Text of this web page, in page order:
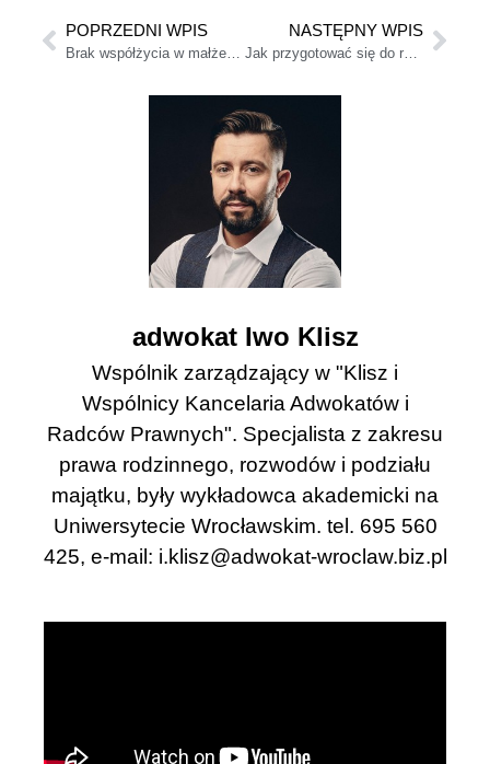
POPRZEDNI WPIS NASTĘPNY WPIS
Jak przygotować się do rozwodu? Poznaj argumenty i praktyczne wskazówki
adwokat Iwo Klisz
Wspólnik zarządzający w "Klisz i
Wspólnicy Kancelaria Adwokatów i
Radców Prawnych". Specjalista z zakresu
prawa rodzinnego, rozwodów i podziału
majątku, były wykładowca akademicki na
Uniwersytecie Wrocławskim. tel. 695 560
425, e-mail: i.klisz@adwokat-wroclaw.biz.pl